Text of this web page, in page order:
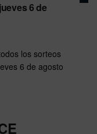
6 de
los sorteos
6 de agosto